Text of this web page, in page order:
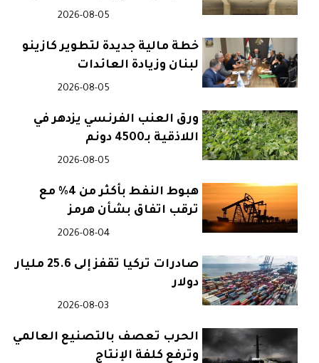
2026-08-05
خطة مالية جديدة لتطوير كازينو
لبنان وزيادة العائدات
2026-08-05
ورق العنب الفرنسي يزدهر في
اللاذقية بـ4500 دونم
2026-08-05
هبوط النفط بأكثر من 4% مع
ترقب اتفاق بشأن هرمز
2026-08-04
صادرات تركيا تقفز إلى 25.6 مليار
دولار
2026-08-03
الحرب تعصف بالتصنيع العالمي
وترفع كلفة الإنتاج